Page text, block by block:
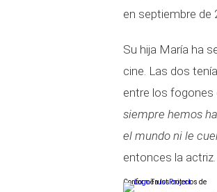
en septiembre de
Su hija María ha
cine. Las dos
entre los fogones
siempre hemos
el mundo ni le
entonces la actriz.
Conforme a los criterios de